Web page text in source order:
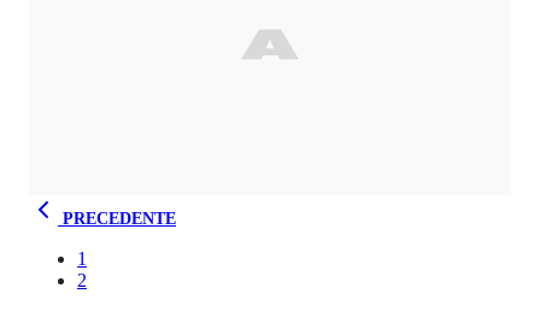
PRECEDENTE
1
2